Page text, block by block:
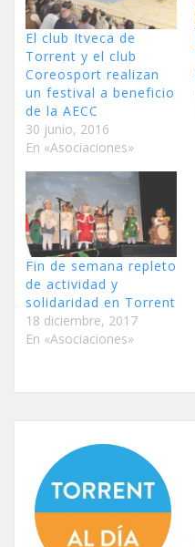
El club Itveca de
Torrent y el club
Coreosport realizan
un festival a beneficio
de la AECC
30 junio, 2016
En «Asociaciones»
Fin de semana repleto
de actividad y
solidaridad en Torrent
18 diciembre, 2017
En «Asociaciones»